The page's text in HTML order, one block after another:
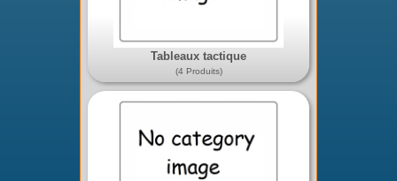
Tableaux tactique
(4 Produits)